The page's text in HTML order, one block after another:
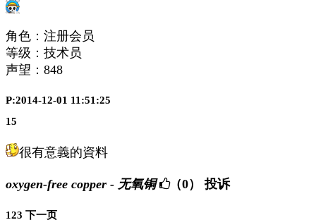
角色：注册会员
等级：技术员
声望： 848
P:2014-12-01 11:51:25
15
很有意義的資料
oxygen-free copper - 无氧铜 （0） 投诉
123 下一页